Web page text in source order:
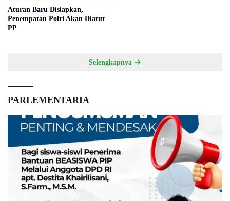
Aturan Baru Disiapkan,
Penempatan Polri Akan Diatur
PP
Selengkapnya
PARLEMENTARIA